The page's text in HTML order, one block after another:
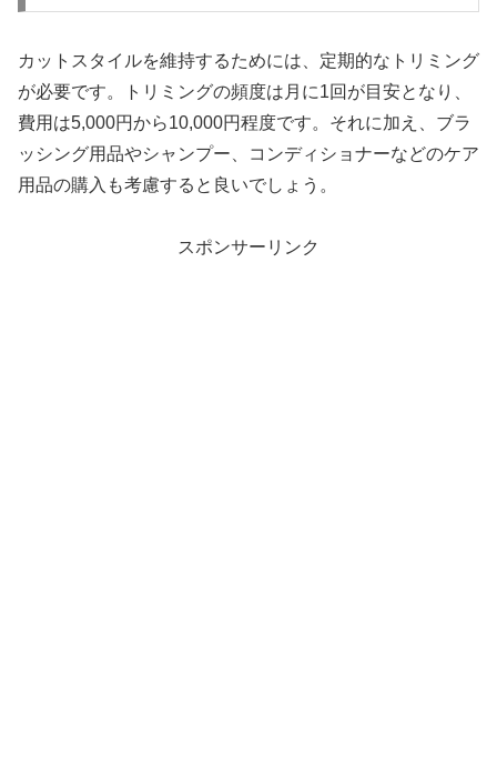
カットスタイルを維持するためには、定期的なトリミング
が必要です。トリミングの頻度は月に1回が目安となり、
費用は5,000円から10,000円程度です。それに加え、ブラ
ッシング用品やシャンプー、コンディショナーなどのケア
用品の購入も考慮すると良いでしょう。
スポンサーリンク